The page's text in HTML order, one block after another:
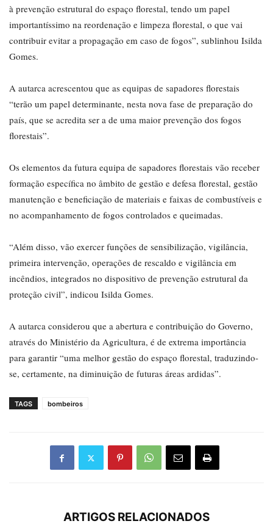
à prevenção estrutural do espaço florestal, tendo um papel
importantíssimo na reordenação e limpeza florestal, o que vai
contribuir evitar a propagação em caso de fogos”, sublinhou Isilda
Gomes.
A autarca acrescentou que as equipas de sapadores florestais
“terão um papel determinante, nesta nova fase de preparação do
país, que se acredita ser a de uma maior prevenção dos fogos
florestais”.
Os elementos da futura equipa de sapadores florestais vão receber
formação específica no âmbito de gestão e defesa florestal, gestão
manutenção e beneficiação de materiais e faixas de combustíveis e
no acompanhamento de fogos controlados e queimadas.
“Além disso, vão exercer funções de sensibilização, vigilância,
primeira intervenção, operações de rescaldo e vigilância em
incêndios, integrados no dispositivo de prevenção estrutural da
proteção civil”, indicou Isilda Gomes.
A autarca considerou que a abertura e contribuição do Governo,
através do Ministério da Agricultura, é de extrema importância
para garantir “uma melhor gestão do espaço florestal, traduzindo-
se, certamente, na diminuição de futuras áreas ardidas”.
TAGS bombeiros
ARTIGOS RELACIONADOS